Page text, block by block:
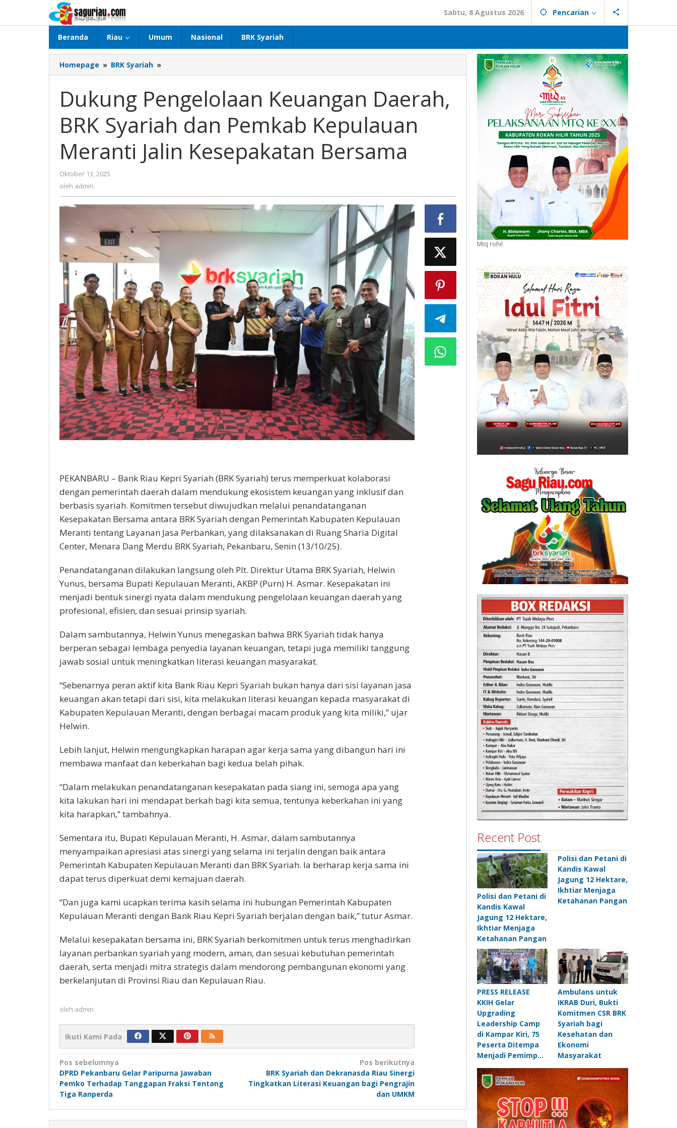
konten
Sabtu, 8 Agustus 2026 Pencarian
Beranda Riau Umum Nasional BRK Syariah
Homepage » BRK Syariah »
Pengelolaan
Daerah,
BRK
Syariah
dan
Kepulauan
Meranti
Dukung Pengelolaan Keuangan Daerah,
BRK Syariah dan Pemkab Kepulauan
Meranti Jalin Kesepakatan Bersama
Oktober 13, 2025
oleh admin
PEKANBARU – Bank Riau Kepri Syariah (BRK Syariah) terus memperkuat kolaborasi
dengan pemerintah daerah dalam mendukung ekosistem keuangan yang inklusif dan
berbasis syariah. Komitmen tersebut diwujudkan melalui penandatanganan
Kesepakatan Bersama antara BRK Syariah dengan Pemerintah Kabupaten Kepulauan
Meranti tentang Layanan Jasa Perbankan, yang dilaksanakan di Ruang Sharia Digital
Center, Menara Dang Merdu BRK Syariah, Pekanbaru, Senin (13/10/25).
Penandatanganan dilakukan langsung oleh Plt. Direktur Utama BRK Syariah, Helwin
Yunus, bersama Bupati Kepulauan Meranti, AKBP (Purn) H. Asmar. Kesepakatan ini
menjadi bentuk sinergi nyata dalam mendukung pengelolaan keuangan daerah yang
profesional, efisien, dan sesuai prinsip syariah.
Dalam sambutannya, Helwin Yunus menegaskan bahwa BRK Syariah tidak hanya
berperan sebagai lembaga penyedia layanan keuangan, tetapi juga memiliki tanggung
jawab sosial untuk meningkatkan literasi keuangan masyarakat.
“Sebenarnya peran aktif kita Bank Riau Kepri Syariah bukan hanya dari sisi layanan jasa
keuangan akan tetapi dari sisi, kita melakukan literasi keuangan kepada masyarakat di
Kabupaten Kepulauan Meranti, dengan berbagai macam produk yang kita miliki,” ujar
Helwin.
Lebih lanjut, Helwin mengungkapkan harapan agar kerja sama yang dibangun hari ini
membawa manfaat dan keberkahan bagi kedua belah pihak.
“Dalam melakukan penandatanganan kesepakatan pada siang ini, semoga apa yang
kita lakukan hari ini mendapat berkah bagi kita semua, tentunya keberkahan ini yang
kita harapkan,” tambahnya.
Sementara itu, Bupati Kepulauan Meranti, H. Asmar, dalam sambutannya
menyampaikan apresiasi atas sinergi yang selama ini terjalin dengan baik antara
Pemerintah Kabupaten Kepulauan Meranti dan BRK Syariah. Ia berharap kerja sama ini
dapat terus diperkuat demi kemajuan daerah.
“Dan juga kami ucapkan terima kasih selama ini hubungan Pemerintah Kabupaten
Kepulauan Meranti dengan Bank Riau Kepri Syariah berjalan dengan baik,” tutur Asmar.
Melalui kesepakatan bersama ini, BRK Syariah berkomitmen untuk terus menghadirkan
layanan perbankan syariah yang modern, aman, dan sesuai kebutuhan pemerintah
daerah, serta menjadi mitra strategis dalam mendorong pembangunan ekonomi yang
berkelanjutan di Provinsi Riau dan Kepulauan Riau.
oleh admin
Ikuti Kami Pada
Navigasi
pos
Pos sebelumnya
DPRD Pekanbaru Gelar Paripurna Jawaban
Pemko Terhadap Tanggapan Fraksi Tentang
Tiga Ranperda
Pos berikutnya
BRK Syariah dan Dekranasda Riau Sinergi
Tingkatkan Literasi Keuangan bagi Pengrajin
dan UMKM
Mtq rohil
Recent Post
Polisi dan Petani di
Kandis Kawal
Jagung 12 Hektare,
Ikhtiar Menjaga
Ketahanan Pangan
Polisi dan Petani di
Kandis Kawal
Jagung 12 Hektare,
Ikhtiar Menjaga
Ketahanan Pangan
PRESS RELEASE
KKIH Gelar
Upgrading
Leadership Camp
di Kampar Kiri, 75
Peserta Ditempa
Menjadi Pemimp…
Ambulans untuk
IKRAB Duri, Bukti
Komitmen CSR BRK
Syariah bagi
Kesehatan dan
Ekonomi
Masyarakat